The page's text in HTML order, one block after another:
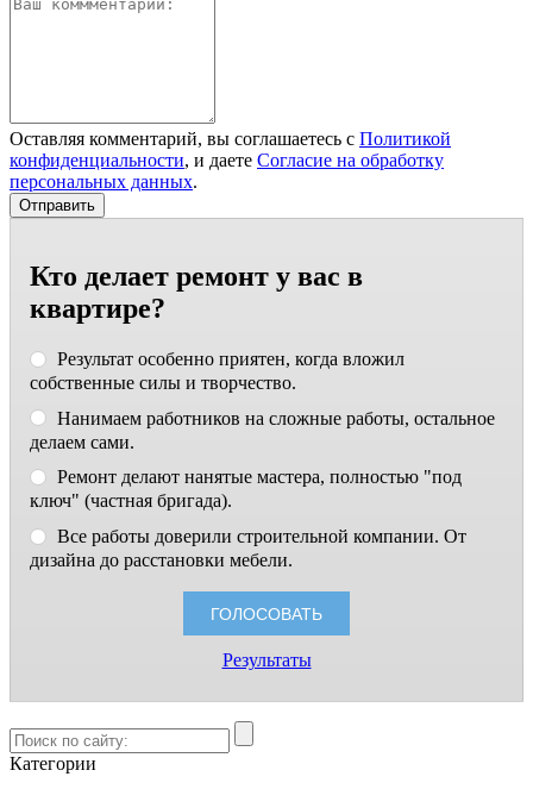
Оставляя комментарий, вы соглашаетесь с Политикой
конфиденциальности, и даете Согласие на обработку
персональных данных.
Кто делает ремонт у вас в
квартире?
Результат особенно приятен, когда вложил
собственные силы и творчество.
Нанимаем работников на сложные работы, остальное
делаем сами.
Ремонт делают нанятые мастера, полностью "под
ключ" (частная бригада).
Все работы доверили строительной компании. От
дизайна до расстановки мебели.
Результаты
Категории